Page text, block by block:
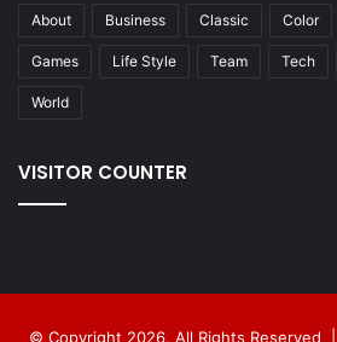
About Business Classic Color
Games Life Style Team Tech
World
VISITOR COUNTER
© Copyright 2026, All Rights Reserved |